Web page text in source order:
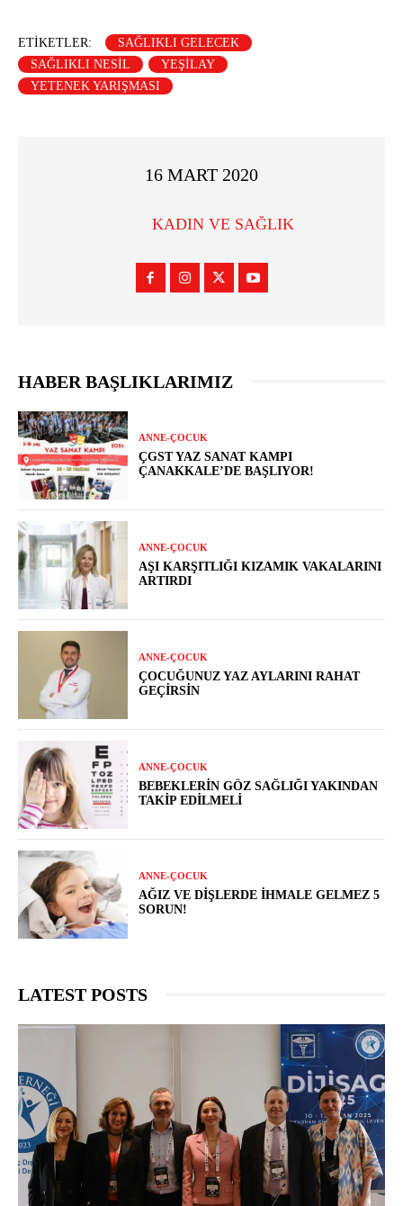
ETIKETLER:
SAĞLIKLI GELECEK
SAĞLIKLI NESIL
YEŞILAY
YETENEK YARIŞMASI
16 MART 2020
KADIN VE SAĞLIK
HABER BAŞLIKLARIMIZ
ANNE-ÇOCUK
ÇGST YAZ SANAT KAMPI
ÇANAKKALE’DE BAŞLIYOR!
ANNE-ÇOCUK
AŞI KARŞITLIĞI KIZAMIK VAKALARINI
ARTIRDI
ANNE-ÇOCUK
ÇOCUĞUNUZ YAZ AYLARINI RAHAT
GEÇIRSIN
ANNE-ÇOCUK
BEBEKLERIN GÖZ SAĞLIĞI YAKINDAN
TAKIP EDILMELI
ANNE-ÇOCUK
AĞIZ VE DIŞLERDE İHMALE GELMEZ 5
SORUN!
LATEST POSTS